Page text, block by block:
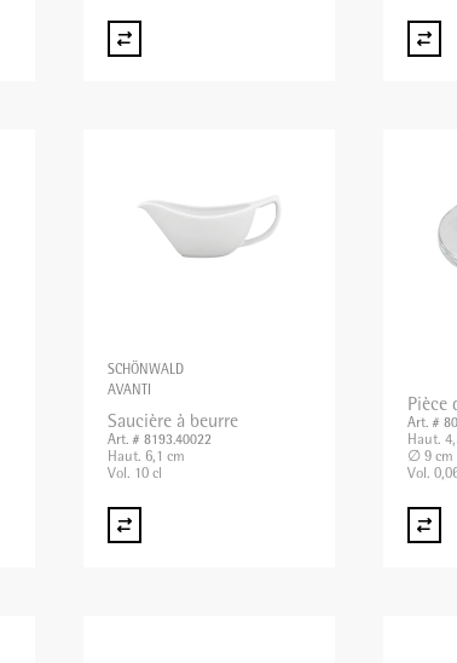
SCHÖNWALD
AVANTI
Saucière à beurre
Art. # 8193.40022
Haut. 6,1 cm
Vol. 10 cl
Pièce
Art. #
Haut.
∅ 9 cm
Vol.